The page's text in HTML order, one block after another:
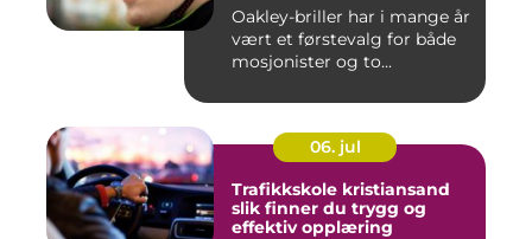
Oakley-briller har i mange år
vært et førstevalg for både
mosjonister og to...
06. jul
Trafikkskole kristiansand
slik finner du trygg og
effektiv opplæring